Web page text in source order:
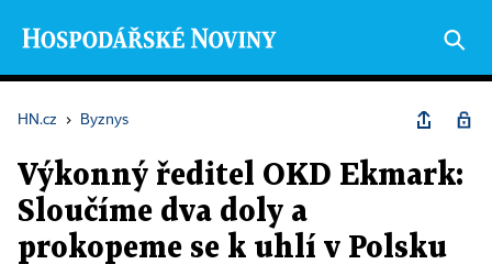
HN.cz › Byznys
Výkonný ředitel OKD Ekmark:
Sloučíme dva doly a
prokopeme se k uhlí v Polsku